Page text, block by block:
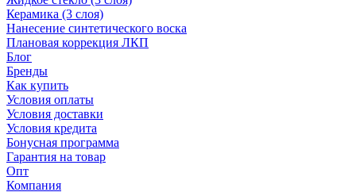
Керамика (3 слоя)
Нанесение синтетического воска
Плановая коррекция ЛКП
Блог
Бренды
Как купить
Условия оплаты
Условия доставки
Условия кредита
Бонусная программа
Гарантия на товар
Опт
Компания